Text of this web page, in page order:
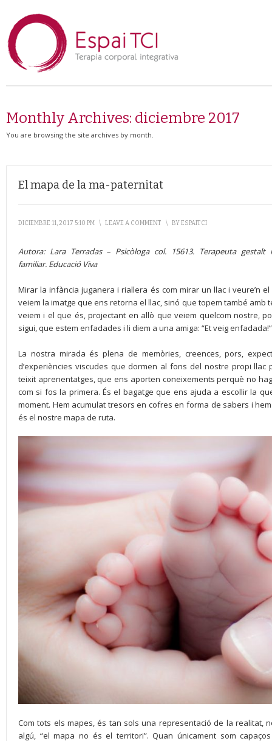
Monthly Archives: diciembre 2017
You are browsing the site archives by month.
El mapa de la ma-paternitat
DICIEMBRE 11, 2017 5:10 PM \ LEAVE A COMMENT \ BYESPAITCI
Autora: Lara Terradas – Psicòloga col. 15613. Terapeuta
familiar. Educació Viva
Mirar la infància juganera i riallera és com mirar un llac i veure’n
veiem la imatge que ens retorna el llac, sinó que topem també amb
veiem i el que és, projectant en allò que veiem quelcom nostre,
sigui, que estem enfadades i li diem a una amiga: “Et veig
La nostra mirada és plena de memòries, creences, pors,
d’experiències viscudes que dormen al fons del nostre propi
teixit aprenentatges, que ens aporten coneixements perquè no
com si fos la primera. És el bagatge que ens ajuda a escollir la
moment. Hem acumulat tresors en cofres en forma de sabers i
és el nostre mapa de ruta.
Com tots els mapes, és tan sols una representació de la realitat,
algú, “el mapa no és el territori”. Quan únicament som